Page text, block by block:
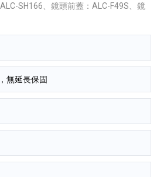
SH166、鏡頭前蓋：ALC-F49S、鏡
無延長保固